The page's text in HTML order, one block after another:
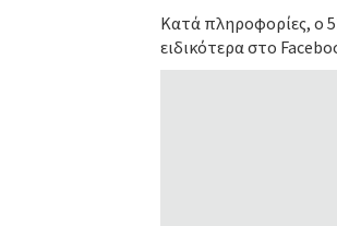
Κατά πληροφορίες, ο
ειδικότερα στο